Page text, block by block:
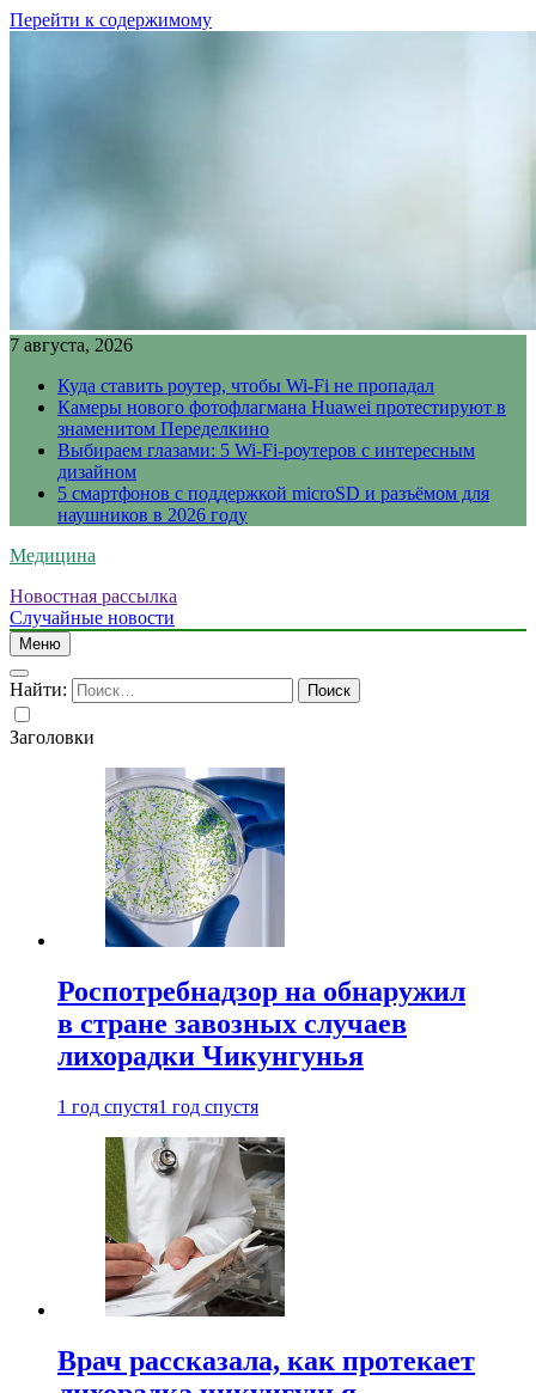
Перейти к содержимому
7 августа, 2026
Куда ставить роутер, чтобы Wi-Fi не пропадал
Камеры нового фотофлагмана Huawei протестируют в
знаменитом Переделкино
Выбираем глазами: 5 Wi-Fi-роутеров с интересным
дизайном
5 смартфонов с поддержкой microSD и разъёмом для
наушников в 2026 году
Медицина
Новостная рассылка
Случайные новости
Меню
Найти:
Заголовки
Роспотребнадзор на обнаружил
в стране завозных случаев
лихорадки Чикунгунья
1 год спустя1 год спустя
Врач рассказала, как протекает